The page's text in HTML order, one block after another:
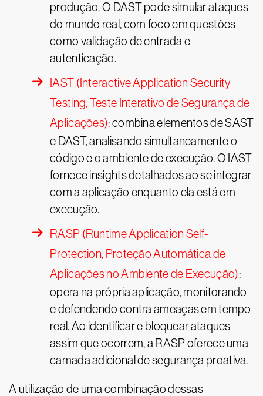
produção. O DAST pode simular ataques
do mundo real, com foco em questões
como validação de entrada e
autenticação.
IAST (Interactive Application Security
Testing, Teste Interativo de Segurança de
Aplicações): combina elementos de SAST
e DAST, analisando simultaneamente o
código e o ambiente de execução. O IAST
fornece insights detalhados ao se integrar
com a aplicação enquanto ela está em
execução.
RASP (Runtime Application Self-
Protection, Proteção Automática de
Aplicações no Ambiente de Execução):
opera na própria aplicação, monitorando
e defendendo contra ameaças em tempo
real. Ao identificar e bloquear ataques
assim que ocorrem, a RASP oferece uma
camada adicional de segurança proativa.
A utilização de uma combinação dessas